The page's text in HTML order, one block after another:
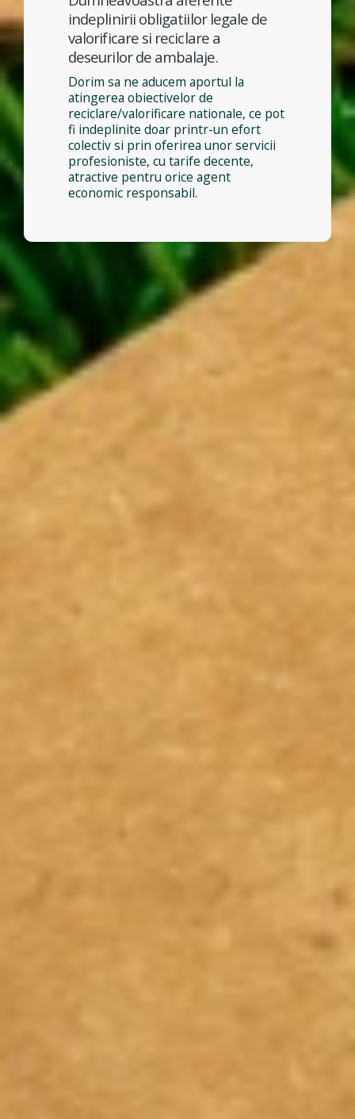
indeplinirii obligatiilor legale de
valorificare si reciclare a
deseurilor de ambalaje.
Dorim sa ne aducem aportul la
atingerea obiectivelor de
reciclare/valorificare nationale, ce pot
fi indeplinite doar printr-un efort
colectiv si prin oferirea unor servicii
profesioniste, cu tarife decente,
atractive pentru orice agent
economic responsabil.